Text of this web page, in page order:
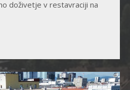
doživetje v restavraciji na